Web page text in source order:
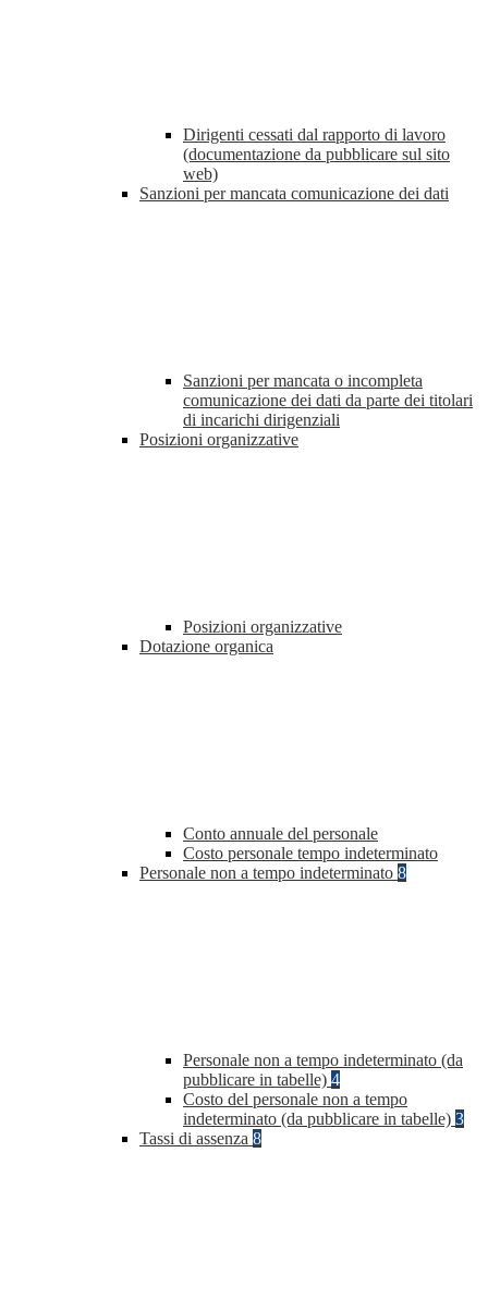
Dirigenti cessati dal rapporto di lavoro
(documentazione da pubblicare sul sito
web)
Sanzioni per mancata comunicazione dei dati
Sanzioni per mancata o incompleta
comunicazione dei dati da parte dei titolari
di incarichi dirigenziali
Posizioni organizzative
Posizioni organizzative
Dotazione organica
Conto annuale del personale
Costo personale tempo indeterminato
Personale non a tempo indeterminato 8
Personale non a tempo indeterminato (da
pubblicare in tabelle) 4
Costo del personale non a tempo
indeterminato (da pubblicare in tabelle) 3
Tassi di assenza 8